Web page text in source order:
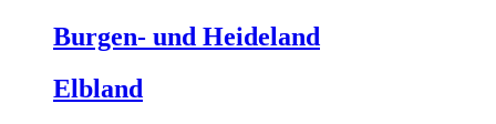
Burgen- und Heideland
Elbland